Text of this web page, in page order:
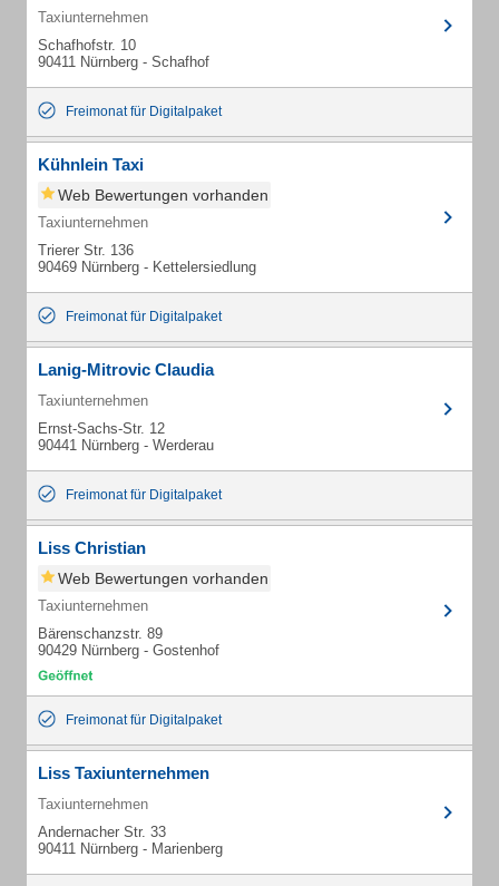
Taxiunternehmen
Schafhofstr. 10
90411 Nürnberg - Schafhof
Freimonat für Digitalpaket
Kühnlein Taxi
Web Bewertungen vorhanden
Taxiunternehmen
Trierer Str. 136
90469 Nürnberg - Kettelersiedlung
Freimonat für Digitalpaket
Lanig-Mitrovic Claudia
Taxiunternehmen
Ernst-Sachs-Str. 12
90441 Nürnberg - Werderau
Freimonat für Digitalpaket
Liss Christian
Web Bewertungen vorhanden
Taxiunternehmen
Bärenschanzstr. 89
90429 Nürnberg - Gostenhof
Freimonat für Digitalpaket
Liss Taxiunternehmen
Taxiunternehmen
Andernacher Str. 33
90411 Nürnberg - Marienberg